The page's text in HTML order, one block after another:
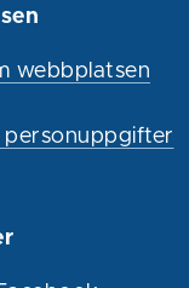
webbplatsen
personuppgifter